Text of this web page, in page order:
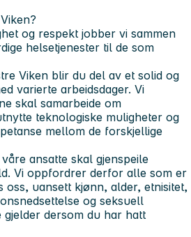
og respekt jobber vi sammen
helsetjenester til de som
Viken blir du del av et solid og
varierte arbeidsdager. Vi
skal samarbeide om
teknologiske muligheter og
mellom de forskjellige
ansatte skal gjenspeile
Vi oppfordrer derfor alle som er
oss, uansett kjønn, alder, etnisitet,
og seksuell
gjelder dersom du har hatt